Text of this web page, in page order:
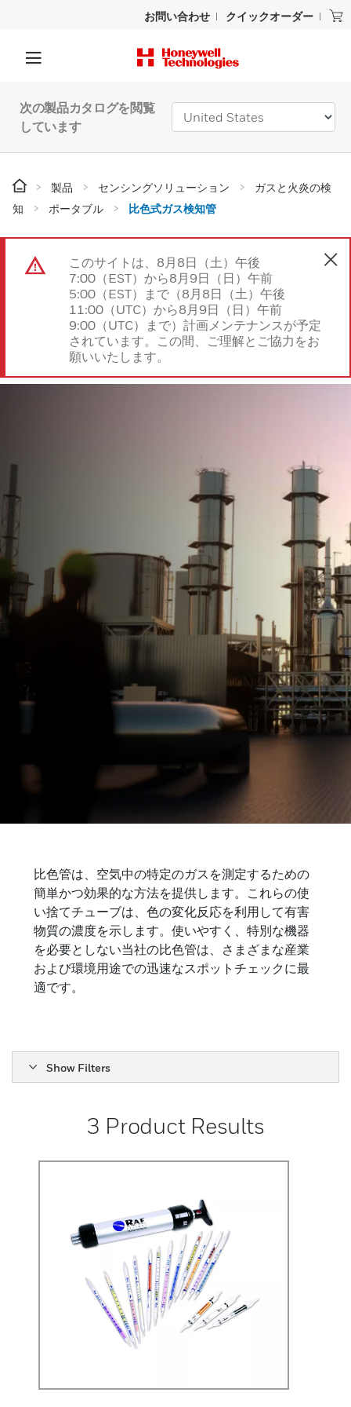
お問い合わせ クイックオーダー
次の製品カタログを閲覧
しています
製品 センシングソリューション
ガスと火炎の検
知
ポータブル 比色式ガス検知管
このサイトは、8月8日（土）午後
7:00（EST）から8月9日（日）午前
5:00（EST）まで（8月8日（土）午後
11:00（UTC）から8月9日（日）午前
9:00（UTC）まで）計画メンテナンスが予定
されています。この間、ご理解とご協力をお
願いいたします。
比色管を使用した効率的でユーザーフレンドリー
なガス検出
比色管は、空気中の特定のガスを測定するための
簡単かつ効果的な方法を提供します。これらの使
い捨てチューブは、色の変化反応を利用して有害
物質の濃度を示します。使いやすく、特別な機器
を必要としない当社の比色管は、さまざまな産業
および環境用途での迅速なスポットチェックに最
適です。
Show Filters
3 Product Results